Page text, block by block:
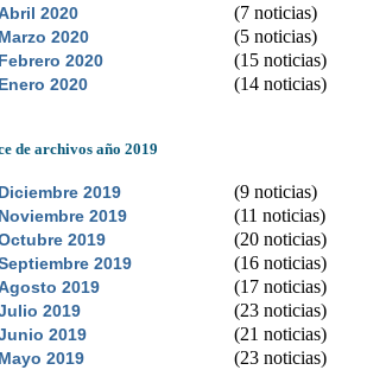
2020 (7 noticias)
Marzo 2020 (5 noticias)
Febrero 2020 (15 noticias)
Enero 2020 (14 noticias)
de archivos año 2019
Diciembre 2019 (9 noticias)
Noviembre 2019 (11 noticias)
2019 (20 noticias)
2019 (16 noticias)
2019 (17 noticias)
2019 (23 noticias)
2019 (21 noticias)
Mayo 2019 (23 noticias)